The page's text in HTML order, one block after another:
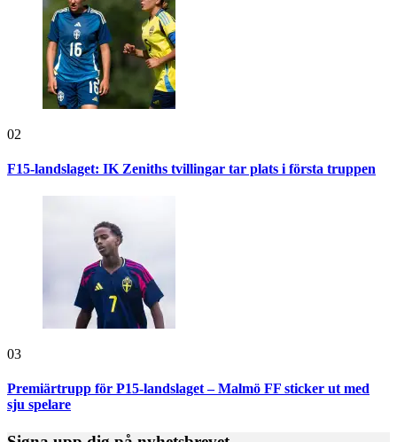
02
F15-landslaget: IK Zeniths tvillingar tar plats i första truppen
03
Premiärtrupp för P15-landslaget – Malmö FF sticker ut med
sju spelare